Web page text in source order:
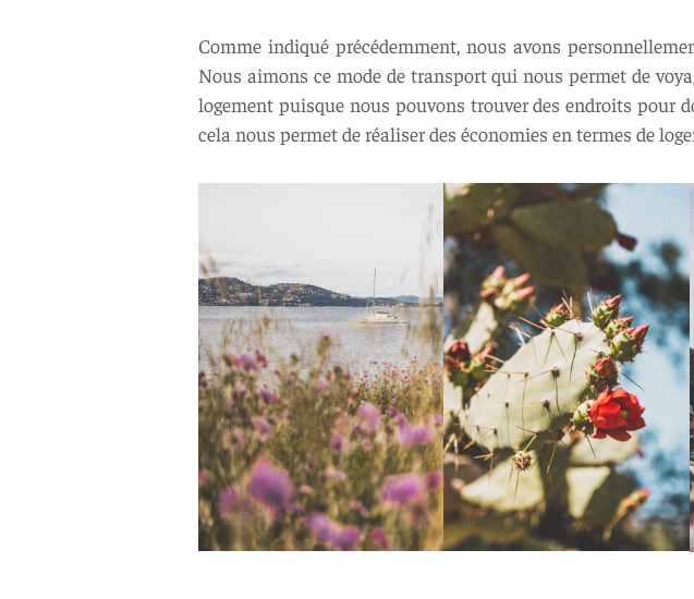
Comme indiqué précédemment, nous avons
Nous aimons ce mode de transport qui nous permet de
logement puisque nous pouvons trouver des endroits pour
cela nous permet de réaliser des économies en termes de